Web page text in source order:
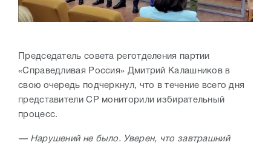
Председатель совета реготделения партии
«Справедливая Россия» Дмитрий Калашников в
свою очередь подчеркнул, что в течение всего дня
представители СР мониторили избирательный
процесс.
— Нарушений не было. Уверен, что завтрашний